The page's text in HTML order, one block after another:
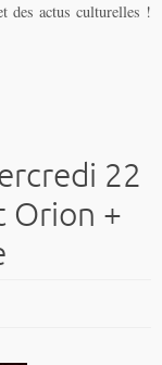
des actus culturelles !
22
Orion +